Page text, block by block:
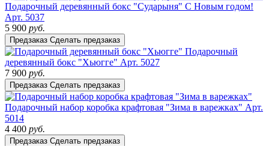
Подарочный деревянный бокс "Сударыня" С Новым годом!
Арт. 5037
5 900 руб.
Предзаказ Сделать предзаказ
Подарочный
деревянный бокс "Хьюгге" Арт. 5027
7 900 руб.
Предзаказ Сделать предзаказ
Подарочный набор коробка крафтовая "Зима в варежках" Арт.
5014
4 400 руб.
Предзаказ Сделать предзаказ